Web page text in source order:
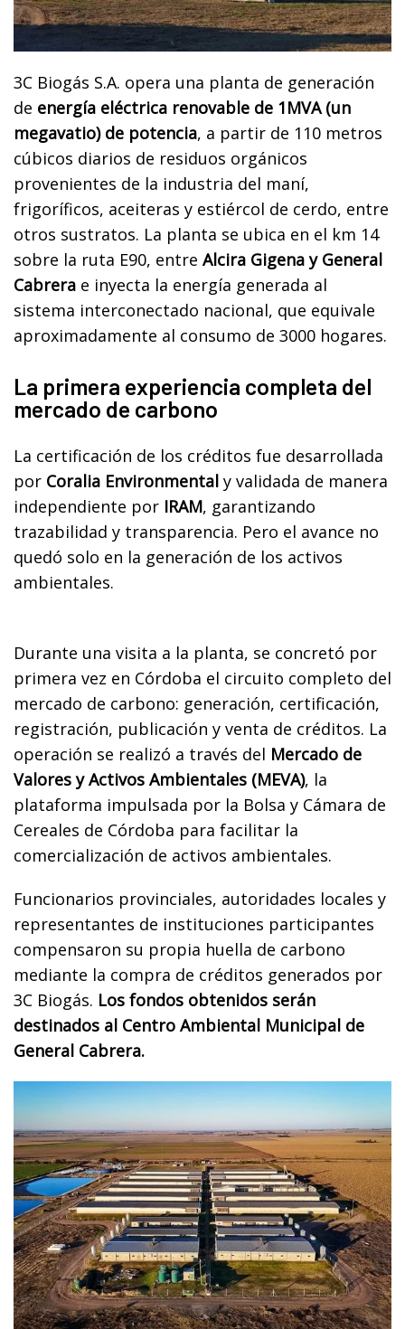
3C Biogás S.A. opera una planta de generación
de energía eléctrica renovable de 1MVA (un
megavatio) de potencia, a partir de 110 metros
cúbicos diarios de residuos orgánicos
provenientes de la industria del maní,
frigoríficos, aceiteras y estiércol de cerdo, entre
otros sustratos. La planta se ubica en el km 14
sobre la ruta E90, entre Alcira Gigena y General
Cabrera e inyecta la energía generada al
sistema interconectado nacional, que equivale
aproximadamente al consumo de 3000 hogares.
La primera experiencia completa del
mercado de carbono
La certificación de los créditos fue desarrollada
por Coralia Environmental y validada de manera
independiente por IRAM, garantizando
trazabilidad y transparencia. Pero el avance no
quedó solo en la generación de los activos
ambientales.
Durante una visita a la planta, se concretó por
primera vez en Córdoba el circuito completo del
mercado de carbono: generación, certificación,
registración, publicación y venta de créditos. La
operación se realizó a través del Mercado de
Valores y Activos Ambientales (MEVA), la
plataforma impulsada por la Bolsa y Cámara de
Cereales de Córdoba para facilitar la
comercialización de activos ambientales.
Funcionarios provinciales, autoridades locales y
representantes de instituciones participantes
compensaron su propia huella de carbono
mediante la compra de créditos generados por
3C Biogás. Los fondos obtenidos serán
destinados al Centro Ambiental Municipal de
General Cabrera.